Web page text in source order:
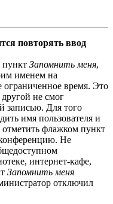
повторять ввод
Запомнить меня,
именем на
ограниченное время. Это
не смог
записью. Для того
имя пользователя и
флажком пункт
Не
интернет-кафе,
Запомнить меня
отключил